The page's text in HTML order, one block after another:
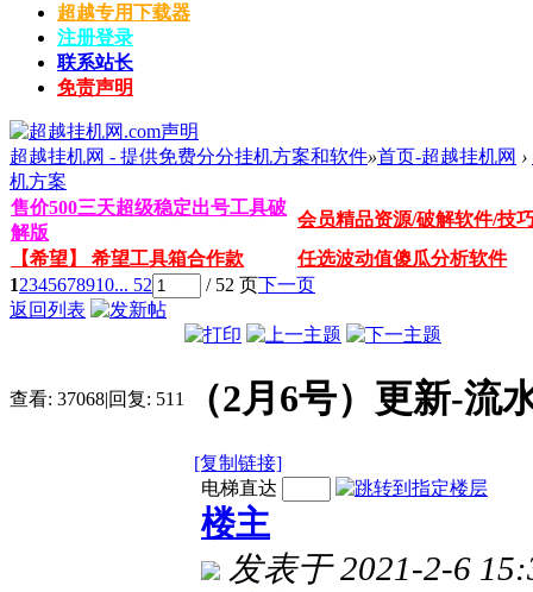
超越专用下载器
注册登录
联系站长
免责声明
超越挂机网 - 提供免费分分挂机方案和软件»首页-超越挂机网 ›
机方案
售价500三天超级稳定出号工具破
解版
会员精品资源/破解软件/技
【希望】 希望工具箱合作款
任选波动值傻瓜分析软件
12345678910... 52 / 52 页下一页
返回列表
查看: 37068|回复: 511 （2月6号）更新-流
[复制链接]
电梯直达
楼主
发表于 2021-2-6